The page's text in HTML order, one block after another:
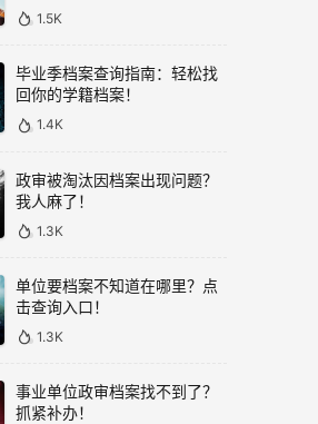
1.5K
毕业季档案查询指南：轻松找
回你的学籍档案！
1.4K
政审被淘汰因档案出现问题？
我人麻了！
1.3K
单位要档案不知道在哪里？点
击查询入口！
1.3K
事业单位政审档案找不到了？
抓紧补办！